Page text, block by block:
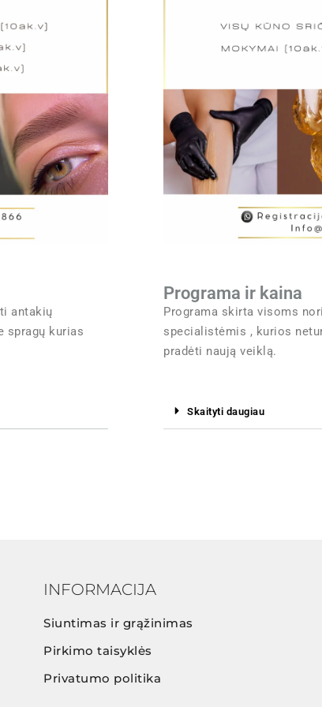
antakių
spragų kurias
Programa ir kaina
Programa skirta visoms
specialistėmis , kurios
pradėti naują veiklą.
Skaityti daugiau
INFORMACIJA
Siuntimas ir grąžinimas
Pirkimo taisyklės
Privatumo politika